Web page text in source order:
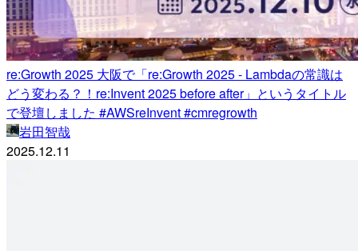
re:Growth 2025 大阪で「re:Growth 2025 - Lambdaの常識は
どう変わる？！re:Invent 2025 before after」というタイトル
で登壇しました #AWSreInvent #cmregrowth
岩田智哉
2025.12.11